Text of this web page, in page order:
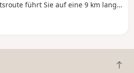
führt Sie auf eine 9 km lange
und Küstenlandschaften
der gesamten Wanderung weist
finden Sie, indem Sie auf den Link
klicken. Zur Information:
Z